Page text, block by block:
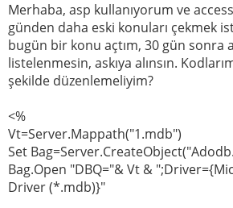
Merhaba, asp kullanıyorum ve
günden daha eski konuları çekmek
bugün bir konu açtım, 30 gün sonra
listelenmesin, askıya alınsın.
şekilde düzenlemeliyim?
<%
Vt=Server.Mappath("1.mdb")
Set
Bag.Open "DBQ="& Vt &
Driver (*.mdb)}"